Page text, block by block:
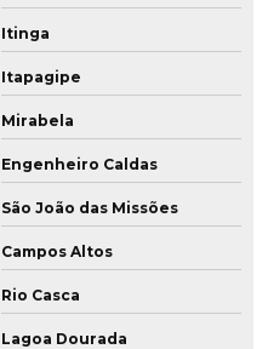
Itinga
Itapagipe
Mirabela
Engenheiro Caldas
São João das Missões
Campos Altos
Rio Casca
Lagoa Dourada